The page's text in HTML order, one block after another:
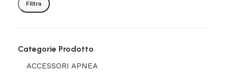
Filtra
Categorie Prodotto
ACCESSORI APNEA